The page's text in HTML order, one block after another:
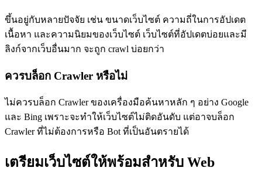
ขึ้นอยู่กับหลายปัจจัย เช่น ขนาดเว็บไซต์ ความถี่ในการอัปเดต
เนื้อหา และความนิยมของเว็บไซต์ เว็บไซต์ที่อัปเดตบ่อยและมี
ลิงก์จากเว็บอื่นมาก จะถูก crawl บ่อยกว่า
ควรบล็อก Crawler หรือไม่
ไม่ควรบล็อก Crawler ของเครื่องมือค้นหาหลัก ๆ อย่าง Google
และ Bing เพราะจะทำให้เว็บไซต์ไม่ติดอันดับ แต่อาจบล็อก
Crawler ที่ไม่ต้องการหรือ Bot ที่เป็นอันตรายได้
เตรียมเว็บไซต์ให้พร้อมสำหรับ Web